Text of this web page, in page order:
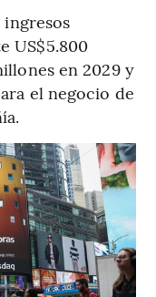
US$5.800
en 2029 y
el negocio de